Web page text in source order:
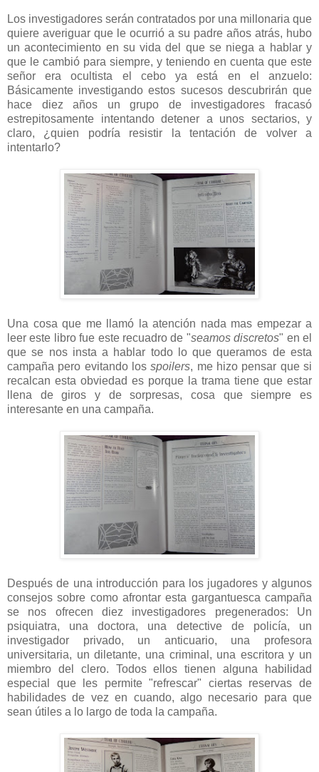
Los investigadores serán contratados por una millonaria que
quiere averiguar que le ocurrió a su padre años atrás, hubo
un acontecimiento en su vida del que se niega a hablar y
que le cambió para siempre, y teniendo en cuenta que este
señor era ocultista el cebo ya está en el anzuelo:
Básicamente investigando estos sucesos descubrirán que
hace diez años un grupo de investigadores fracasó
estrepitosamente intentando detener a unos sectarios, y
claro, ¿quien podría resistir la tentación de volver a
intentarlo?
Una cosa que me llamó la atención nada mas empezar a
leer este libro fue este recuadro de "seamos discretos" en el
que se nos insta a hablar todo lo que queramos de esta
campaña pero evitando losspoilers, me hizo pensar que si
recalcan esta obviedad es porque la trama tiene que estar
llena de giros y de sorpresas, cosa que siempre es
interesante en una campaña.
Después de una introducción para los jugadores y algunos
consejos sobre como afrontar esta gargantuesca campaña
se nos ofrecen diez investigadores pregenerados: Un
psiquiatra, una doctora, una detective de policía, un
investigador privado, un anticuario, una profesora
universitaria, un diletante, una criminal, una escritora y un
miembro del clero. Todos ellos tienen alguna habilidad
especial que les permite "refrescar" ciertas reservas de
habilidades de vez en cuando, algo necesario para que
sean útiles a lo largo de toda la campaña.